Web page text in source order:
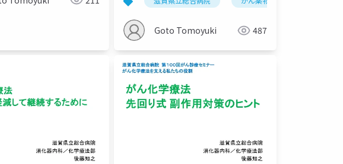
Goto Tomoyuki 487